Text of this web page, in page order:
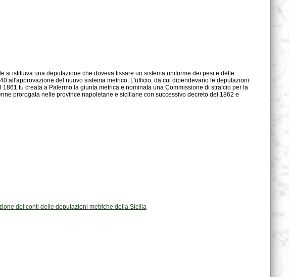
dei conti delle deputazioni metriche della Sicilia